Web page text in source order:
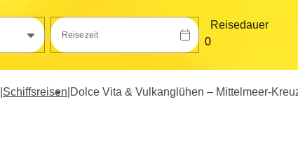
Reisezeit
Reisedauer
Schiffsreisen Dolce Vita & Vulkanglühen – Mittelmeer-